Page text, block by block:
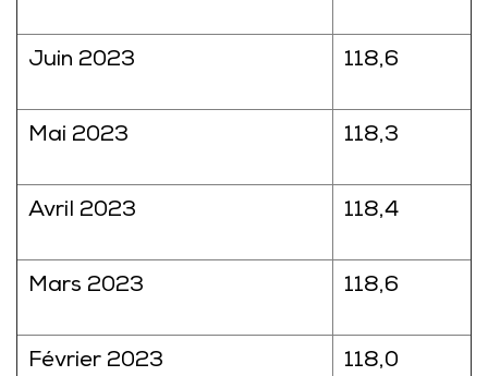
Juin 2023 118,6
Mai 2023 118,3
Avril 2023 118,4
Mars 2023 118,6
Février 2023 118,0